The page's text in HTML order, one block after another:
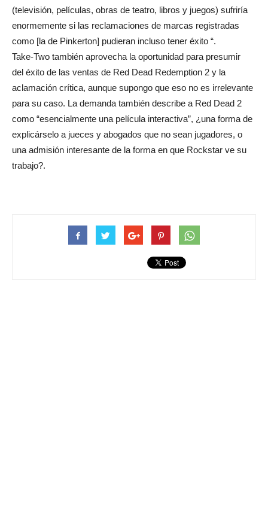
(televisión, películas, obras de teatro, libros y juegos) sufriría
enormemente si las reclamaciones de marcas registradas
como [la de Pinkerton] pudieran incluso tener éxito “.
Take-Two también aprovecha la oportunidad para presumir
del éxito de las ventas de Red Dead Redemption 2 y la
aclamación crítica, aunque supongo que eso no es irrelevante
para su caso. La demanda también describe a Red Dead 2
como “esencialmente una película interactiva”, ¿una forma de
explicárselo a jueces y abogados que no sean jugadores, o
una admisión interesante de la forma en que Rockstar ve su
trabajo?.